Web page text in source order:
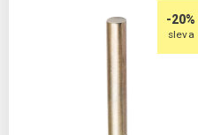
-20%
sleva